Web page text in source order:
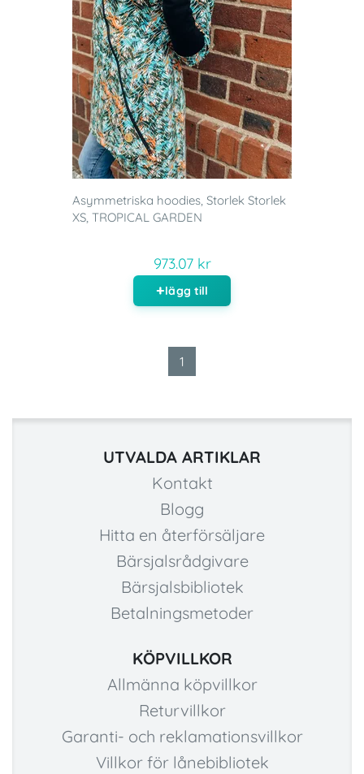
Asymmetriska hoodies, Storlek Storlek
XS, TROPICAL GARDEN
973.07 kr
lägg till
1
UTVALDA ARTIKLAR
Kontakt
Blogg
Hitta en återförsäljare
Bärsjalsrådgivare
Bärsjalsbibliotek
Betalningsmetoder
KÖPVILLKOR
Allmänna köpvillkor
Returvillkor
Garanti- och reklamationsvillkor
Villkor för lånebibliotek